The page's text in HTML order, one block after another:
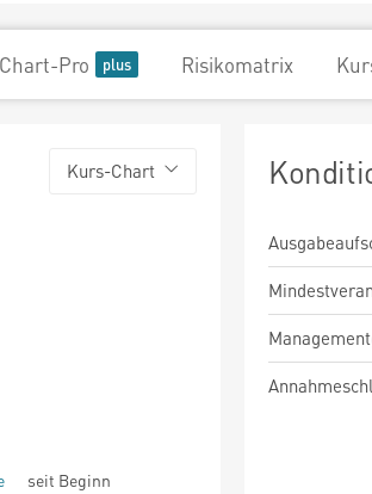
Chart-Pro Risikomatrix
Kurs-Chart
seit Beginn